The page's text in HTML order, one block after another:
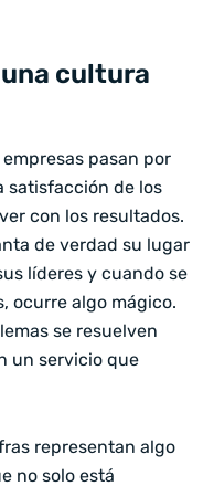
cultura
pasan por
satisfacción de los
con los resultados.
de verdad su lugar
líderes y cuando se
ocurre algo mágico.
se resuelven
un servicio que
representan algo
no solo está